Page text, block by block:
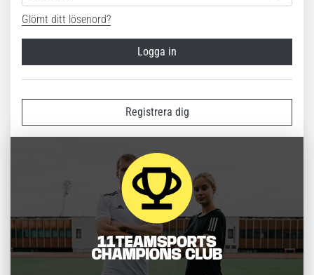
Glömt ditt lösenord?
Logga in
Registrera dig